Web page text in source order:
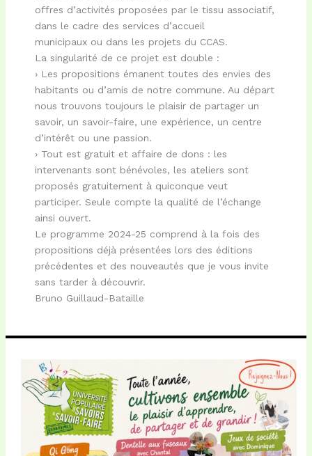
offres d’activités proposées par le tissu associatif,
dans le cadre des services d’accueil
municipaux ou dans les projets du CCAS.
La singularité de ce projet est double :
› Les propositions émanent toutes des envies des
habitants ou d’amis de notre commune. Au départ
nous trouvons toujours le plaisir de partager un
savoir, un savoir-faire, une expérience, un centre
d’intérêt ou une passion.
› Tout est gratuit et affaire de dons : les
intervenants sont bénévoles, les ateliers sont
proposés gratuitement à quiconque veut
participer. Seule compte la qualité de l’échange
ainsi ouvert.
Le programme 2024-25 comprend à la fois des
propositions déjà présentées lors des éditions
précédentes et des nouveautés que je vous invite
sans tarder à découvrir.
Bruno Guillaud-Bataille